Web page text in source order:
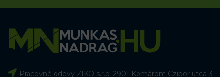
Pracovné odevy ZIKO s.r.o. 2901 Komárom Czibor utca 3